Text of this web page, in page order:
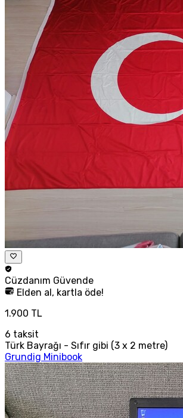
Cüzdanım Güvende
Elden al, kartla öde!
1.900 TL
6 taksit
Türk Bayrağı - Sıfır gibi (3 x 2 metre)
Grundig Minibook